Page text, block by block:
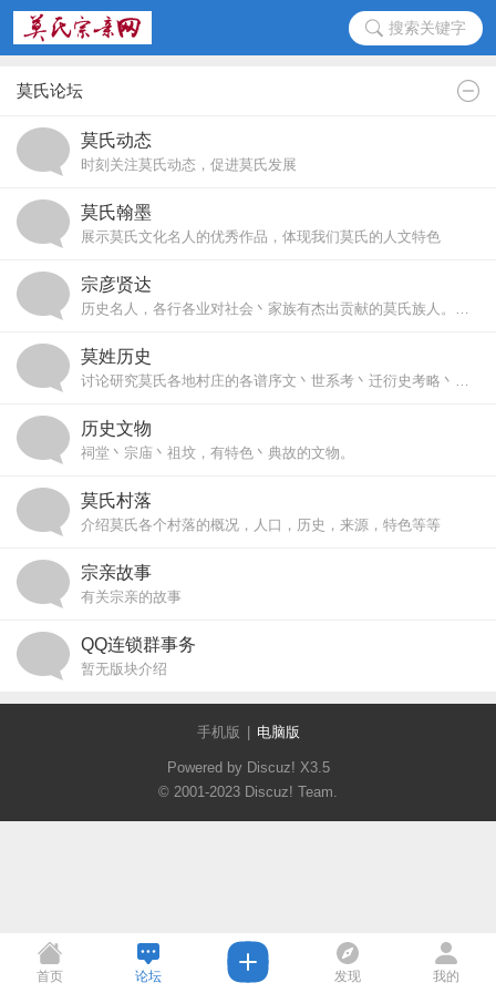
搜索关键字
莫氏论坛
莫氏动态
时刻关注莫氏动态，促进莫氏发展
莫氏翰墨
展示莫氏文化名人的优秀作品，体现我们莫氏的人文特色
宗彦贤达
历史名人，各行各业对社会丶家族有杰出贡献的莫氏族人。必须附带人物介绍丶简历。(发帖前请先查看是否有重复）
莫姓历史
讨论研究莫氏各地村庄的各谱序文丶世系考丶迁衍史考略丶繁衍地等。加深后人对自己家族的认识，也方便我们宗亲的寻根问祖。
历史文物
祠堂丶宗庙丶祖坟，有特色丶典故的文物。
莫氏村落
介绍莫氏各个村落的概况，人口，历史，来源，特色等等
宗亲故事
有关宗亲的故事
QQ连锁群事务
暂无版块介绍
手机版 电脑版
Powered by Discuz! X3.5
© 2001-2023 Discuz! Team.
首页 论坛 发现 我的